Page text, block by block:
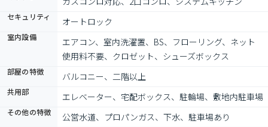
セキュリティ オートロック
室内設備
エアコン、室内洗濯置、BS、フローリング、ネット
使用料不要、クロゼット、シューズボックス
部屋の特徴 バルコニー、二階以上
共用部 エレベーター、宅配ボックス、駐輪場、敷地内駐車場
その他の特徴 公営水道、プロパンガス、下水、駐車場あり